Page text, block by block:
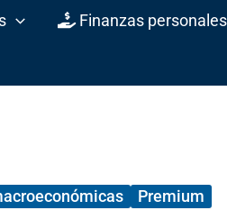
Finanzas personales
Premium